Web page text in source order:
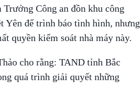
Công an đồn khu công
Yên để trình báo tình hình, nhưng
quyền kiểm soát nhà máy này.
cho rằng: TAND tỉnh Bắc
quá trình giải quyết những